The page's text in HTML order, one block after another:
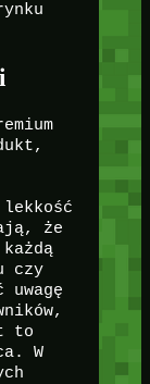
że
czy
to
W